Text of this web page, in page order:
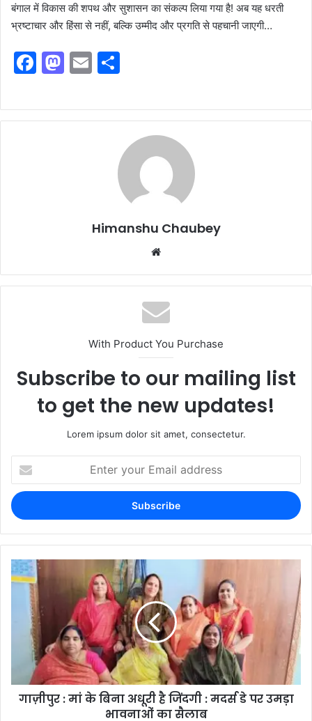
बंगाल में विकास की शपथ और सुशासन का संकल्प लिया गया है! अब यह धरती
भ्रष्टाचार और हिंसा से नहीं, बल्कि उम्मीद और प्रगति से पहचानी जाएगी…
F
c
e
M
st
o
E
ai
l
ar
e
Himanshu Chaubey
With Product You Purchase
Subscribe to our mailing list
to get the new updates!
Lorem ipsum dolor sit amet, consectetur.
गाज़ीपुर : मां के बिना अधूरी है जिंदगी : मदर्स डे पर उमड़ा
भावनाओं का सैलाब